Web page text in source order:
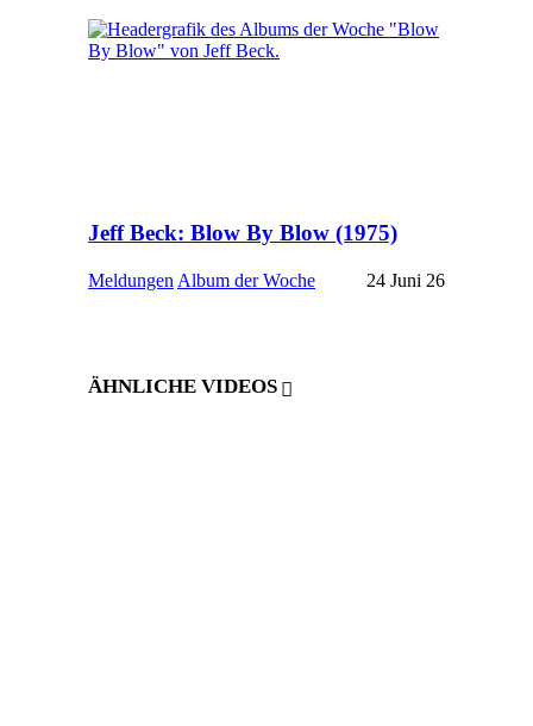
Jeff Beck: Blow By Blow (1975)
Meldungen Album der Woche 24 Juni 26
ÄHNLICHE VIDEOS